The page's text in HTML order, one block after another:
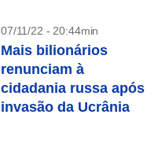
07/11/22 - 20:44min
Mais bilionários
renunciam à
cidadania russa após
invasão da Ucrânia